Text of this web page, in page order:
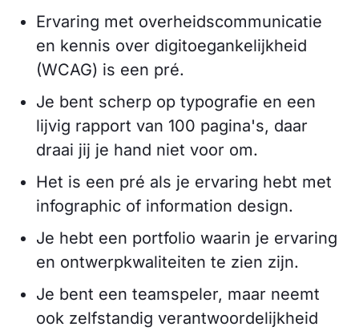
Ervaring met overheidscommunicatie
en kennis over digitoegankelijkheid
(WCAG) is een pré.
Je bent scherp op typografie en een
lijvig rapport van 100 pagina's, daar
draai jij je hand niet voor om.
Het is een pré als je ervaring hebt met
infographic of information design.
Je hebt een portfolio waarin je ervaring
en ontwerpkwaliteiten te zien zijn.
Je bent een teamspeler, maar neemt
ook zelfstandig verantwoordelijkheid